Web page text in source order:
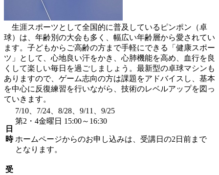
生涯スポーツとして全国的に普及しているピンポン（卓
球）は、年齢別の大会も多く、幅広い年齢層から愛されてい
ます。子どもからご高齢の方まで手軽にできる「健康スポー
ツ」として、心地良い汗をかき、心肺機能を高め、血行を良
くして楽しい毎日を過ごしましょう。最新型の卓球マシンも
ありますので、ゲーム志向の方は課題をアドバイスし、基本
を中心に反復練習を行いながら、技術のレベルアップを図っ
ていきます。
日
時
7/10、7/24、8/28、9/11、9/25
第2・4金曜日 15:00～16:30
ホームページからのお申し込みは、受講日の2日前まで
となります。
受